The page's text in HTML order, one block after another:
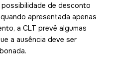
possibilidade de desconto
apresentada apenas
a CLT prevê algumas
a ausência deve ser